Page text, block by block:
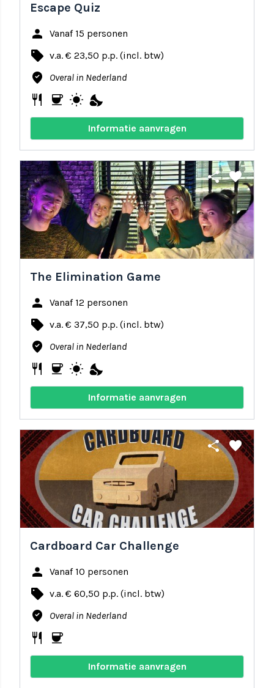
Escape Quiz
person Vanaf 15 personen
local_offer v.a. € 23,50 p.p. (incl. btw)
where_to_vote Overal in Nederland
restaurant coffee wb_sunny nights_stay
Informatie aanvragen
share favorite
The Elimination Game
person Vanaf 12 personen
local_offer v.a. € 37,50 p.p. (incl. btw)
where_to_vote Overal in Nederland
restaurant coffee wb_sunny nights_stay
Informatie aanvragen
share favorite
Cardboard Car Challenge
person Vanaf 10 personen
local_offer v.a. € 60,50 p.p. (incl. btw)
where_to_vote Overal in Nederland
restaurant coffee
Informatie aanvragen